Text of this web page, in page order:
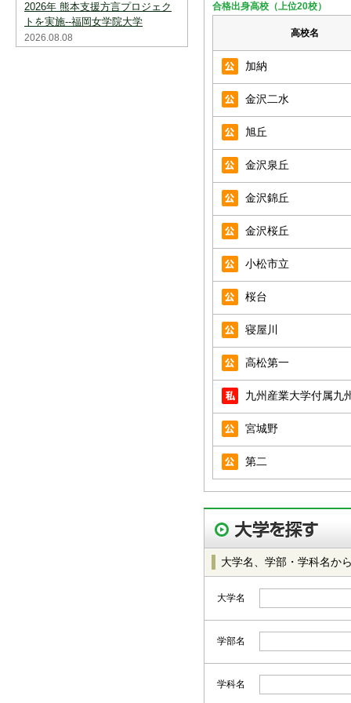
2026年 熊本支援方言プロジェク
トを実施--福岡女学院大学
2026.08.08
合格出身高校（上位20校）
高校名
加納
金沢二水
旭丘
金沢泉丘
金沢錦丘
金沢桜丘
小松市立
桜台
寝屋川
高松第一
九州産業大学付属九
宮城野
第二
大学名、学部・学科名か
大学名
学部名
学科名